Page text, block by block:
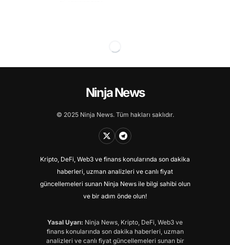
Ninja News
© 2025 Ninja News. Tüm hakları saklıdır.
Kripto, DeFi, Web3 ve finans konularında son dakika
haberleri, uzman analizleri ve canlı fiyat
güncellemeleri sunan Ninja News ile bilgi sahibi olun
ve bir adım önde olun!
Yasal Uyarı: Ninja News, Kripto, DeFi, Web3 ve
finans konularında son dakika haberleri, uzman
analizleri ve canlı fiyat güncellemeleri sunan bir